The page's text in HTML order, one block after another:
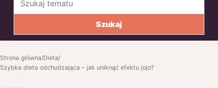
Szukaj
Strona główna/Dieta/
Szybka dieta odchudzająca – jak uniknąć efektu jojo?